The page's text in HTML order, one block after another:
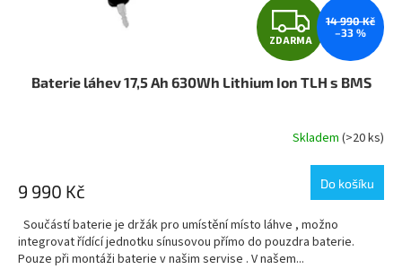
Z
D
A
R
M
A
ZDARMA
14 990 Kč
–33 %
Baterie láhev 17,5 Ah 630Wh Lithium Ion TLH s BMS
Skladem (>20 ks)
9 990 Kč Do košíku
Součástí baterie je držák pro umístění místo láhve , možno
integrovat řídící jednotku sínusovou přímo do pouzdra baterie.
Pouze při montáži baterie v našim servise . V našem...